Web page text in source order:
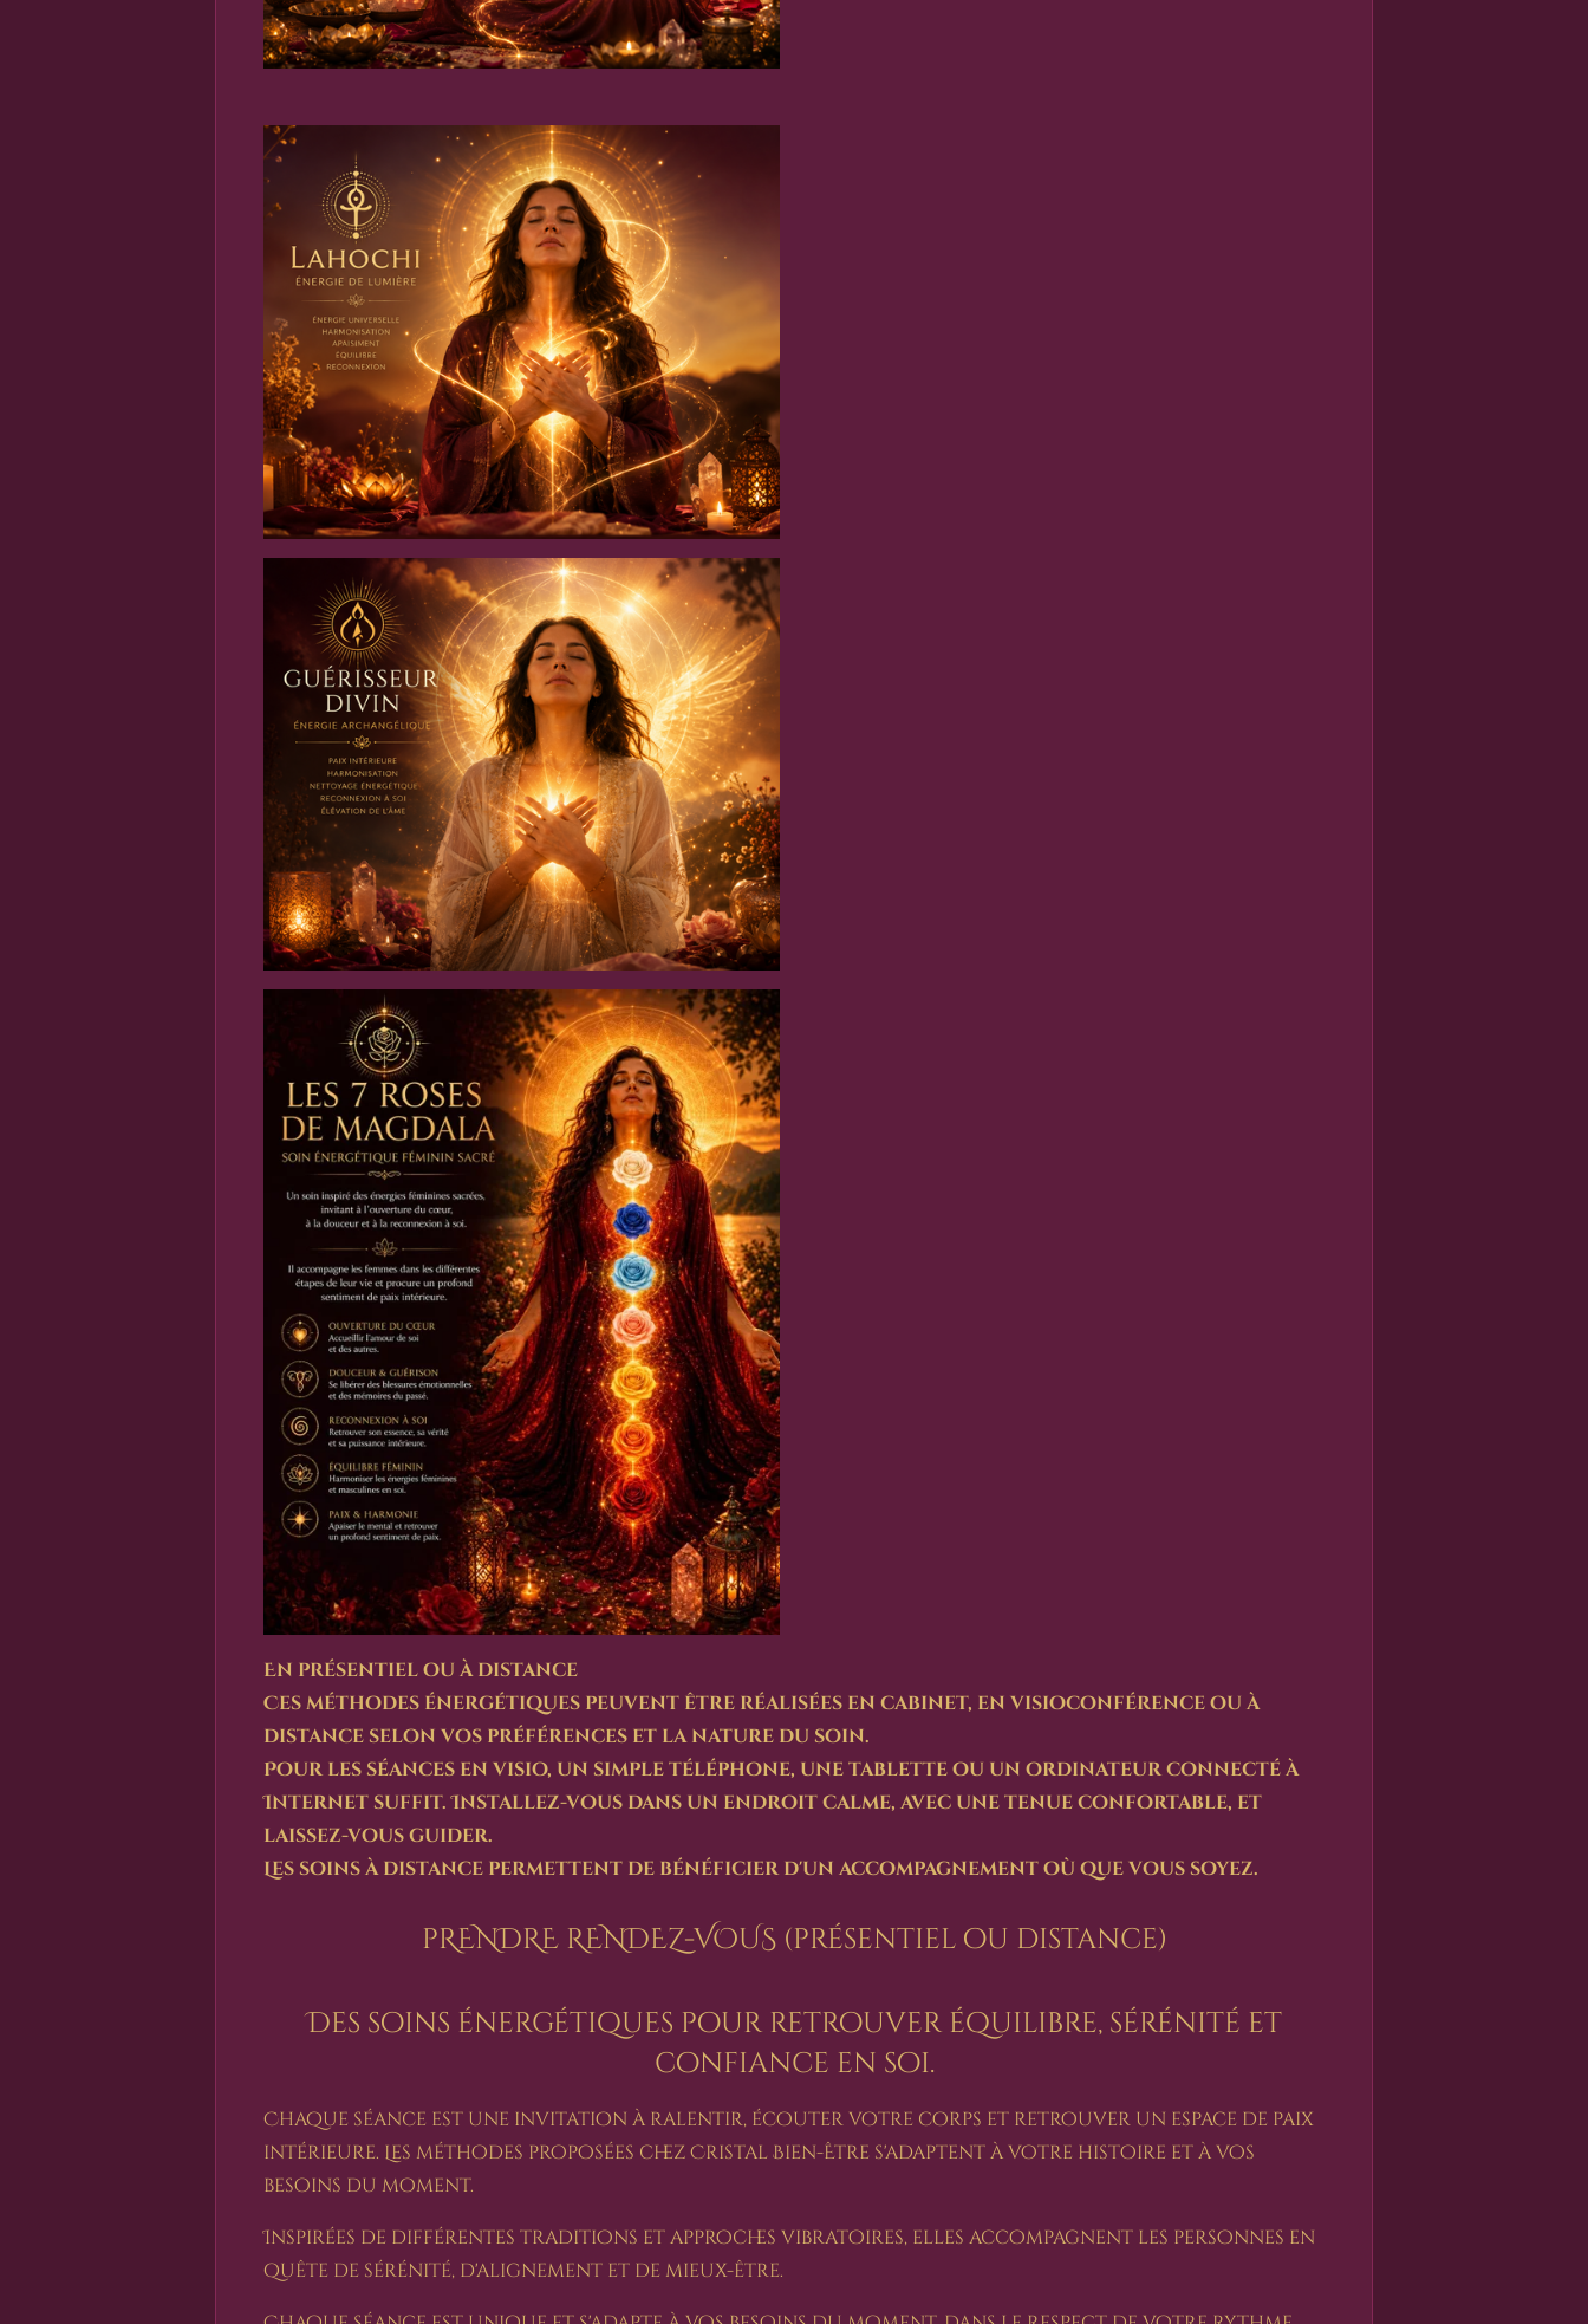
En présentiel ou à distance
Ces méthodes énergétiques peuvent être réalisées en cabinet, en visioconférence ou à
distance selon vos préférences et la nature du soin.
Pour les séances en visio, un simple téléphone, une tablette ou un ordinateur connecté à
Internet suffit. Installez-vous dans un endroit calme, avec une tenue confortable, et
laissez-vous guider.
Les soins à distance permettent de bénéficier d'un accompagnement où que vous soyez.
pRENDRE RENDEZ-VOUS (présentiel ou distance)
Des soins énergétiques pour retrouver équilibre, sérénité et
confiance en soi.
Chaque séance est une invitation à ralentir, écouter votre corps et retrouver un espace de paix
intérieure. Les méthodes proposées chez Cristal Bien-Être s'adaptent à votre histoire et à vos
besoins du moment.
Inspirées de différentes traditions et approches vibratoires, elles accompagnent les personnes en
quête de sérénité, d'alignement et de mieux-être.